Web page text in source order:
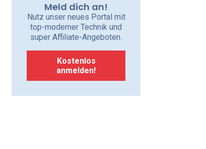
Meld dich an!
Nutz unser neues Portal mit
top-moderner Technik und
super Affiliate-Angeboten.
Kostenlos
anmelden!